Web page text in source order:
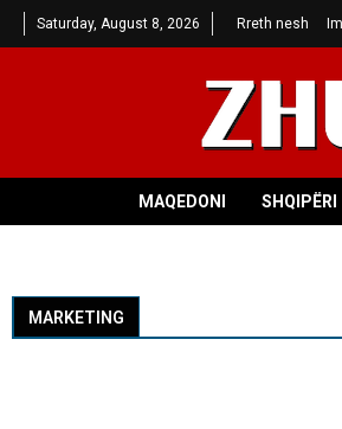
Saturday, August 8, 2026 Rreth nesh
MAQEDONI SHQIPËRI
MARKETING